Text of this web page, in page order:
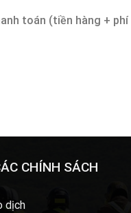
toán (tiền hàng +
CHÍNH SÁCH
dịch